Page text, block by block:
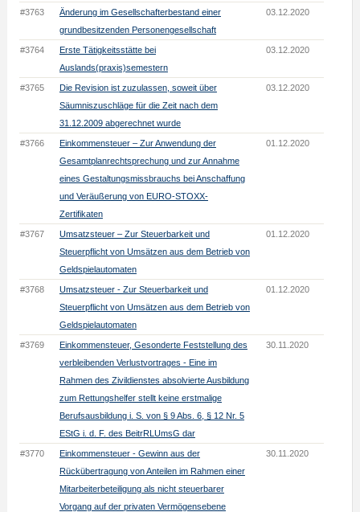
#3763
Änderung im Gesellschafterbestand einer
grundbesitzenden Personengesellschaft
03.12.2020
#3764
Erste Tätigkeitsstätte bei
Auslands(praxis)semestern
03.12.2020
#3765
Die Revision ist zuzulassen, soweit über
Säumniszuschläge für die Zeit nach dem
31.12.2009 abgerechnet wurde
03.12.2020
#3766
Einkommensteuer – Zur Anwendung der
Gesamtplanrechtsprechung und zur Annahme
eines Gestaltungsmissbrauchs bei Anschaffung
und Veräußerung von EURO-STOXX-
Zertifikaten
01.12.2020
#3767
Umsatzsteuer – Zur Steuerbarkeit und
Steuerpflicht von Umsätzen aus dem Betrieb von
Geldspielautomaten
01.12.2020
#3768
Umsatzsteuer - Zur Steuerbarkeit und
Steuerpflicht von Umsätzen aus dem Betrieb von
Geldspielautomaten
01.12.2020
#3769
Einkommensteuer, Gesonderte Feststellung des
verbleibenden Verlustvortrages - Eine im
Rahmen des Zivildienstes absolvierte Ausbildung
zum Rettungshelfer stellt keine erstmalige
Berufsausbildung i. S. von § 9 Abs. 6, § 12 Nr. 5
EStG i. d. F. des BeitrRLUmsG dar
30.11.2020
#3770
Einkommensteuer - Gewinn aus der
Rückübertragung von Anteilen im Rahmen einer
Mitarbeiterbeteiligung als nicht steuerbarer
Vorgang auf der privaten Vermögensebene
30.11.2020